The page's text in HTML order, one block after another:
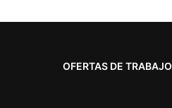
OFERTAS DE TRABAJO